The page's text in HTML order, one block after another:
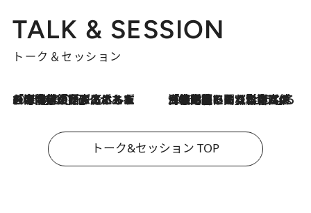
TALK & SESSION
トーク＆セッション
2026.8.3
「今後値上げがあるとすれば…」「リスクがあるのは今年の冬」エネルギー専門家が語る、ホルムズ海峡封鎖が家庭にもたらす“ある心配” 2026.8.3
「住宅建てられない…」「サーチャージ料の高値が続いている」ホルムズ海峡封鎖による影響はいつまで続く？《エネルギー専門家に聞く“どうなる日本の暮らし”》
トーク&セッション TOP